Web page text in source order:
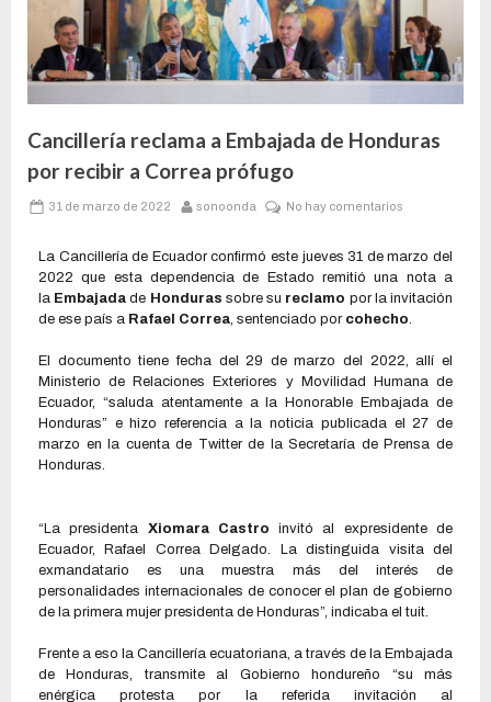
Cancillería reclama a Embajada de Honduras
por recibir a Correa prófugo
31 de marzo de 2022 sonoonda No hay comentarios
La Cancillería de Ecuador confirmó este jueves 31 de marzo del
2022 que esta dependencia de Estado remitió una nota a
la Embajadade Honduras sobre su reclamo por la invitación
de ese país a Rafael Correa , sentenciado por cohecho
El documento tiene fecha del 29 de marzo del 2022, allí el
Ministerio de Relaciones Exteriores y Movilidad Humana de
Ecuador, “saluda atentamente a la Honorable Embajada de
Honduras” e hizo referencia a la noticia publicada el 27 de
marzo en la cuenta de Twitter de la Secretaría de Prensa de
Honduras.
“La presidenta Xiomara Castro invitó al expresidente de
Ecuador, Rafael Correa Delgado. La distinguida visita del
exmandatario es una muestra más del interés de
personalidades internacionales de conocer el plan de gobierno
de la primera mujer presidenta de Honduras”, indicaba el tuit.
Frente a eso la Cancillería ecuatoriana, a través de la Embajada
de Honduras, transmite al Gobierno hondureño “su más
enérgica protesta por la referida invitación al